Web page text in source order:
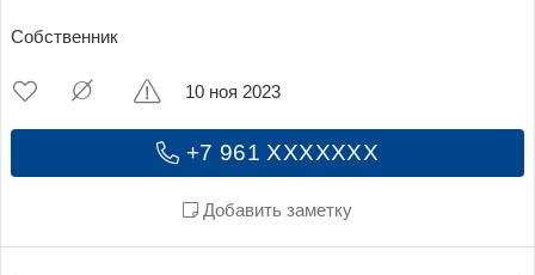
Собственник
+7 961 XXXXXXX
Добавить заметку
10 ноя 2023